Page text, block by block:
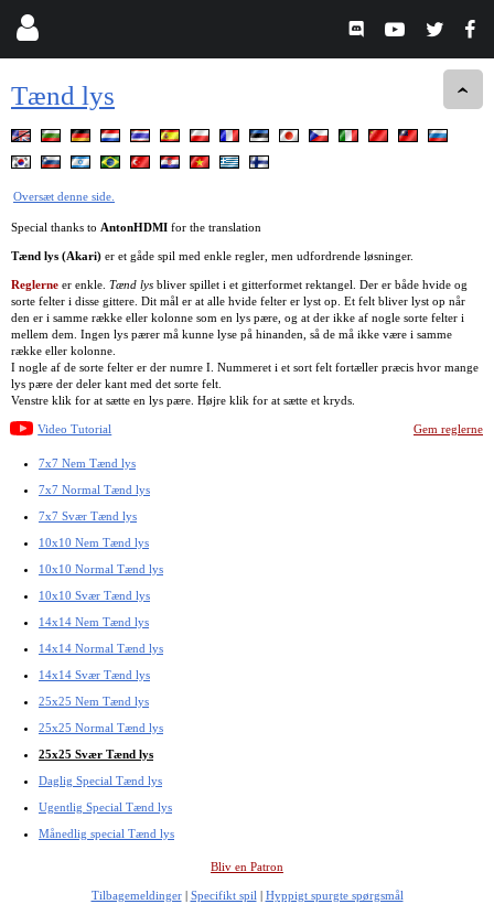
Tænd lys
Oversæt denne side.
Special thanks to AntonHDMI for the translation
Tænd lys (Akari) er et gåde spil med enkle regler, men udfordrende løsninger.
Reglerne er enkle. Tænd lys bliver spillet i et gitterformet rektangel. Der er både hvide og
sorte felter i disse gittere. Dit mål er at alle hvide felter er lyst op. Et felt bliver lyst op når
den er i samme række eller kolonne som en lys pære, og at der ikke af nogle sorte felter i
mellem dem. Ingen lys pærer må kunne lyse på hinanden, så de må ikke være i samme
række eller kolonne.
I nogle af de sorte felter er der numre I. Nummeret i et sort felt fortæller præcis hvor mange
lys pære der deler kant med det sorte felt.
Venstre klik for at sætte en lys pære. Højre klik for at sætte et kryds.
Video Tutorial Gem reglerne
7x7 Nem Tænd lys
7x7 Normal Tænd lys
7x7 Svær Tænd lys
10x10 Nem Tænd lys
10x10 Normal Tænd lys
10x10 Svær Tænd lys
14x14 Nem Tænd lys
14x14 Normal Tænd lys
14x14 Svær Tænd lys
25x25 Nem Tænd lys
25x25 Normal Tænd lys
25x25 Svær Tænd lys
Daglig Special Tænd lys
Ugentlig Special Tænd lys
Månedlig special Tænd lys
Bliv en Patron
Tilbagemeldinger| Specifikt spil | Hyppigt spurgte spørgsmål